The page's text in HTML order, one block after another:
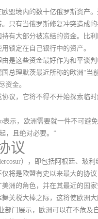
盟境内的数十亿俄罗斯资产
只有当俄罗斯修复冲突造成的
持有大部分被冻结的资金。比
锁定在自己银行中的资产。
由是这些资金最好作为和平谈判
总理默茨最近所称的欧洲“当
资金。
议，它将不得不开始探索临
表示，欧洲需要就一件不可
，且绝对必要。”
议
），即包括阿根廷、玻
仅将是欧盟有史以来最大的协
洲的角色，并在其最近的国
关税大棒之际，这将使欧洲大
部门展示，欧洲可以在不危